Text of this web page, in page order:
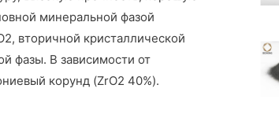
минеральной фазой
вторичной кристаллической
фазы. В зависимости от
корунд (ZrO2 40%).